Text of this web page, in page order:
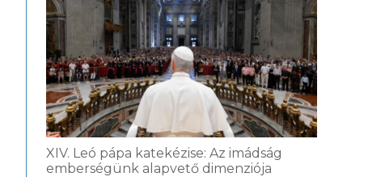
XIV. Leó pápa katekézise: Az imádság
emberségünk alapvető dimenziója